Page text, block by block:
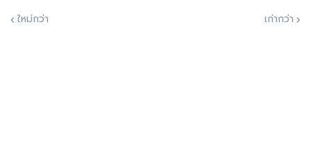
ใหม่กว่า เก่ากว่า